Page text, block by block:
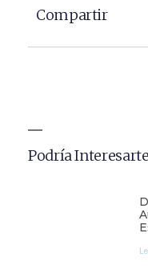
Compartir
Podría